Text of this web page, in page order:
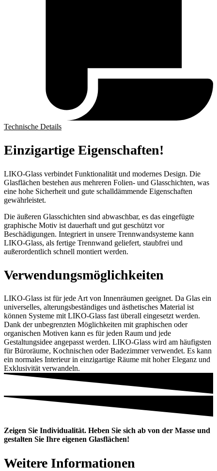
Technische Details
Einzigartige Eigenschaften!
LIKO-Glass verbindet Funktionalität und modernes Design. Die
Glasflächen bestehen aus mehreren Folien- und Glasschichten, was
eine hohe Sicherheit und gute schalldämmende Eigenschaften
gewährleistet.
Die äußeren Glasschichten sind abwaschbar, es das eingefügte
graphische Motiv ist dauerhaft und gut geschützt vor
Beschädigungen. Integriert in unsere Trennwandsysteme kann
LIKO-Glass, als fertige Trennwand geliefert, staubfrei und
außerordentlich schnell montiert werden.
Verwendungs­möglichkeiten
LIKO-Glass ist für jede Art von Innenräumen geeignet. Da Glas ein
universelles, alterungsbeständiges und ästhetisches Material ist
können Systeme mit LIKO-Glass fast überall eingesetzt werden.
Dank der unbegrenzten Möglichkeiten mit graphischen oder
organischen Motiven kann es für jeden Raum und jede
Gestaltungsidee angepasst werden. LIKO-Glass wird am häufigsten
für Büroräume, Kochnischen oder Badezimmer verwendet. Es kann
ein normales Interieur in einzigartige Räume mit hoher Eleganz und
Exklusivität verwandeln.
Zeigen Sie Individualität. Heben Sie sich ab von der Masse und
gestalten Sie Ihre eigenen Glasflächen!
Weitere Informationen